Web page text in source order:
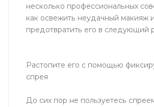
несколько профессиональных
как освежить неудачный макияж
предотвратить его в следующий
Растопите его с помощью
спрея
До сих пор не пользуетесь